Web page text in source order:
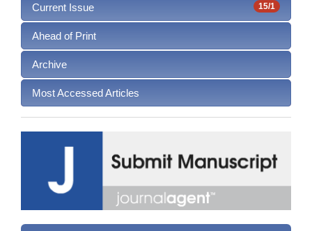
15/1
Current Issue
Ahead of Print
Archive
Most Accessed Articles